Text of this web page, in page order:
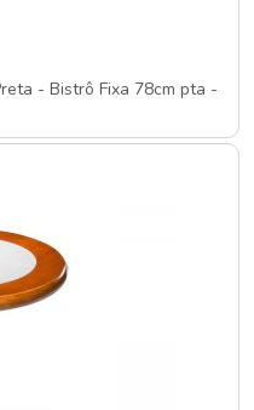
- Bistrô Fixa 78cm pta -